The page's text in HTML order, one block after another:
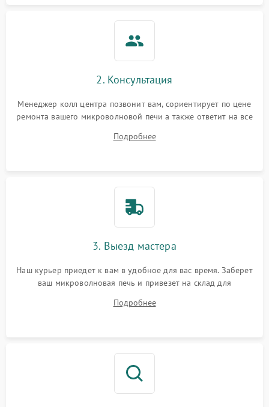
1000 ₽
2. Консультация
Менеджер колл центра позвонит вам, сориентирует по цене
ремонта вашего микроволновой печи а также ответит на все
Подробнее
3. Выезд мастера
Наш курьер приедет к вам в удобное для вас время. Заберет
ваш микроволновая печь и привезет на склад для
Подробнее